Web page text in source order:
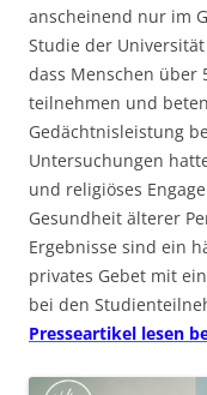
anscheinend nur im
Studie der
dass Menschen über
teilnehmen und
Gedächtnisleistung
Untersuchungen
und religiöses
Gesundheit älterer
Ergebnisse sind ein
privates Gebet mit
bei den
Presseartikel lesen